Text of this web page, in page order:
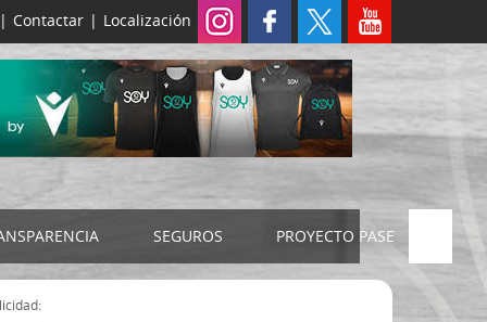
| Contactar | Localización
2024
SEGUROS
SEGURO JUDEX
PROYECTO PASE